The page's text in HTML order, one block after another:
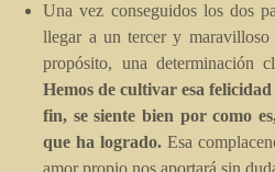
Una vez conseguidos los dos
llegar a un tercer y maravilloso
propósito, una determinación
Hemos de cultivar esa
fin, se siente bien por como
que ha logrado. Esa